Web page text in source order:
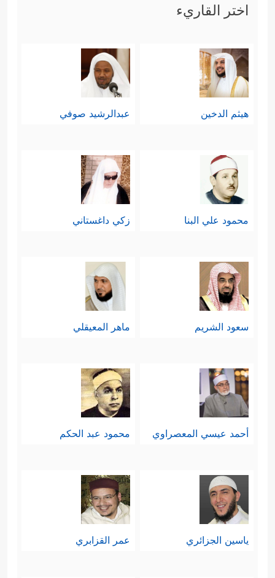
اختر القاريء
هيثم الدخين عبدالرشيد صوفي
محمود علي البنا زكي داغستاني
سعود الشريم ماهر المعيقلي
أحمد عيسي المعصراوي محمود عبد الحكم
ياسين الجزائري عمر القزابري